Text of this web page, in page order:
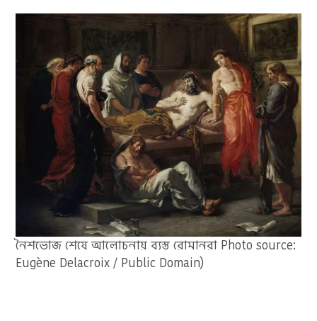
নৈশভোজ শেষে আলোচনায় ব্যস্ত রোমানরা Photo source:
Eugène Delacroix / Public Domain)